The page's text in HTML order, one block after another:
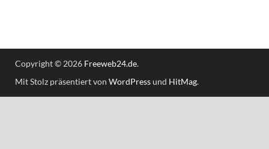
Copyright © 2026 Freeweb24.de.
Mit Stolz präsentiert von WordPressund HitMag.